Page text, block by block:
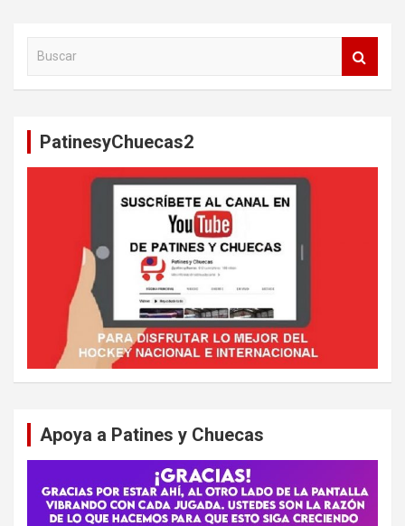
PatinesyChuecas2
Apoya a Patines y Chuecas